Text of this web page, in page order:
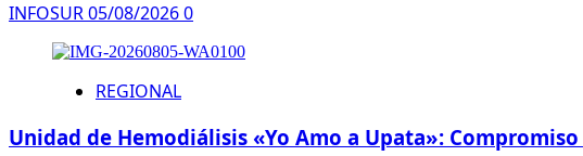
INFOSUR05/08/20260
REGIONAL
Unidad de Hemodiálisis «Yo Amo a Upata»: